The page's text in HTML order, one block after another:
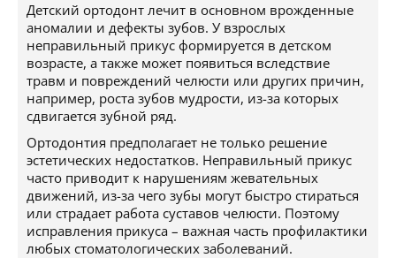
Детский ортодонт лечит в основном врожденные
аномалии и дефекты зубов. У взрослых
неправильный прикус формируется в детском
возрасте, а также может появиться вследствие
травм и повреждений челюсти или других причин,
например, роста зубов мудрости, из-за которых
сдвигается зубной ряд.
Ортодонтия предполагает не только решение
эстетических недостатков. Неправильный прикус
часто приводит к нарушениям жевательных
движений, из-за чего зубы могут быстро стираться
или страдает работа суставов челюсти. Поэтому
исправления прикуса – важная часть профилактики
любых стоматологических заболеваний.